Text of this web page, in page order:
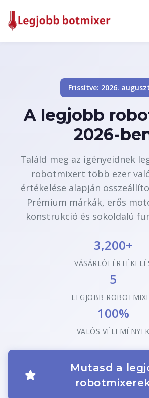
Frissítve: 2026.
A legjobb
2026-
Találd meg az igényeidnek
robotmixert több ezer
értékelése alapján
Prémium márkák, erős
konstrukció és sokoldalú
3,200+
VÁSÁRLÓI
5
LEGJOBB
100%
VALÓS VÉLEMÉNYEK
Mutasd a